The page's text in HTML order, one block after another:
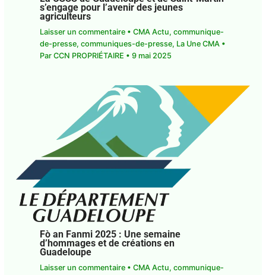
Laisser un commentaire CMA Actu
communique-de-presse
communiques-de-
presse
• Par CCN PROPRIÉTAIRE•9
mai 2025
Fò an Fanmi 2025 : Une semaine
d’hommages et de créations en
Guadeloupe
Laisser un commentaire
communique-de-presse ,communiques-de-